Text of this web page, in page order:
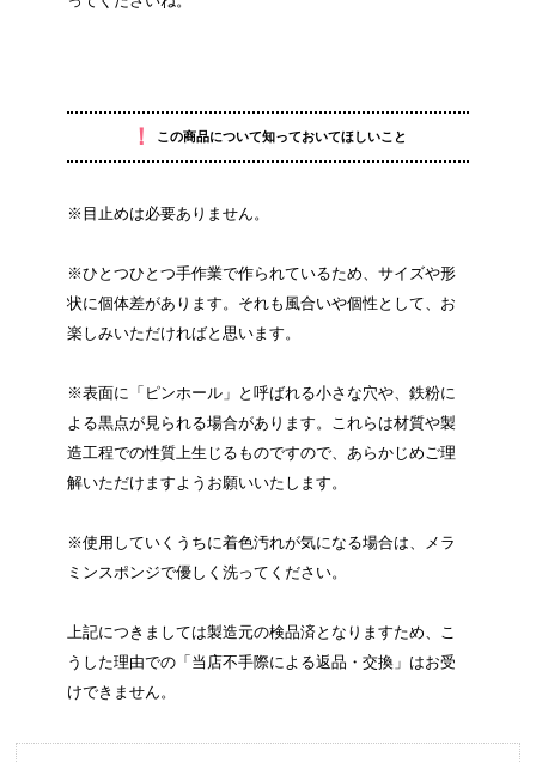
！ この商品について知っておいてほしいこと
※目止めは必要ありません。
※ひとつひとつ手作業で作られているため、サイズや形
状に個体差があります。それも風合いや個性として、お
楽しみいただければと思います。
※表面に「ピンホール」と呼ばれる小さな穴や、鉄粉に
よる黒点が見られる場合があります。これらは材質や製
造工程での性質上生じるものですので、あらかじめご理
解いただけますようお願いいたします。
※使用していくうちに着色汚れが気になる場合は、メラ
ミンスポンジで優しく洗ってください。
上記につきましては製造元の検品済となりますため、こ
うした理由での「当店不手際による返品・交換」はお受
けできません。